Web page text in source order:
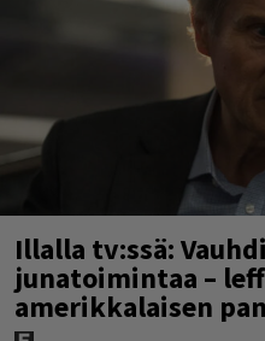
Illalla tv:ssä:
junatoimintaa –
amerikkalaisen